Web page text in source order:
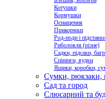
Котушки
Кормушки
Оснащення
Прикормки
Род-поди і
Риболовля (різне)
Садки, підсаки,
Спінінги, вудки
Ящики, коробки,
Сумки, рюкзаки,
Сад та город
Слюсарний та